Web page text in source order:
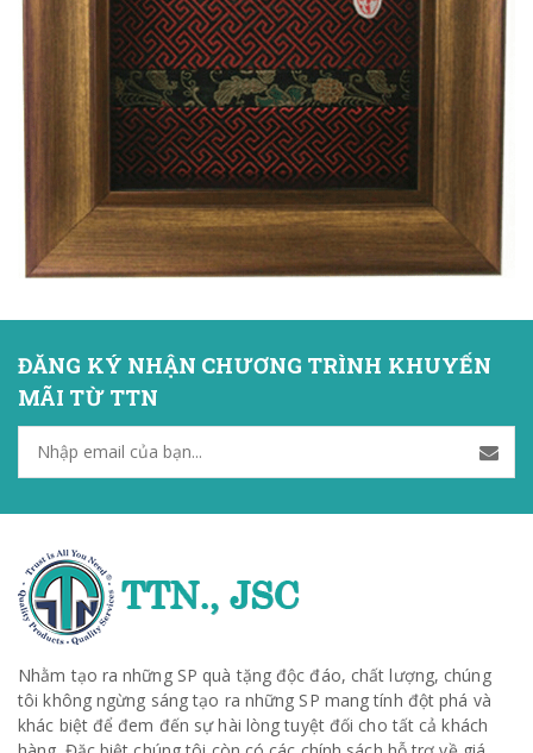
ĐĂNG KÝ NHẬN CHƯƠNG TRÌNH KHUYẾN
MÃI TỪ TTN
Nhằm tạo ra những SP quà tặng độc đáo, chất lượng, chúng
tôi không ngừng sáng tạo ra những SP mang tính đột phá và
khác biệt để đem đến sự hài lòng tuyệt đối cho tất cả khách